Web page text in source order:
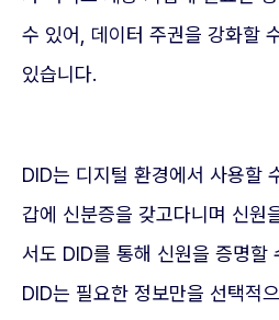
수 있어, 데이터 주권을 강화할
있습니다.
DID는 디지털 환경에서 사용할
갑에 신분증을 갖고다니며 신원
서도 DID를 통해 신원을 증명할
DID는 필요한 정보만을 선택적